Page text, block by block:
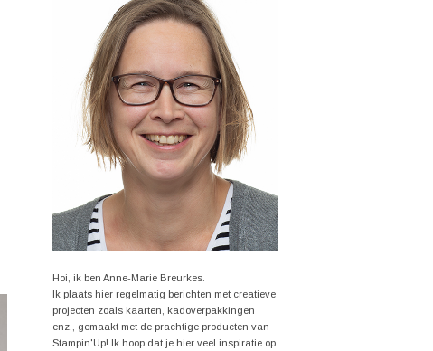
Hoi, ik ben Anne-Marie Breurkes.
Ik plaats hier regelmatig berichten met creatieve
projecten zoals kaarten, kadoverpakkingen
enz., gemaakt met de prachtige producten van
Stampin'Up! Ik hoop dat je hier veel inspiratie op